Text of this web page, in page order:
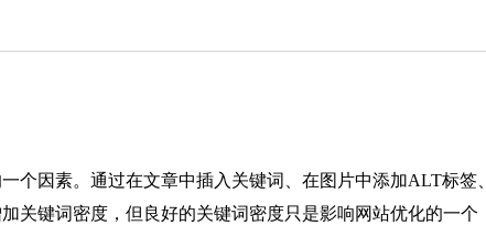
个因素。通过在文章中插入关键词、在图片中添加ALT标签、
关键词密度，但良好的关键词密度只是影响网站优化的一个